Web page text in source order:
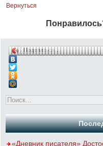
Вернуться
Поделиться…
«Дневник писателя»